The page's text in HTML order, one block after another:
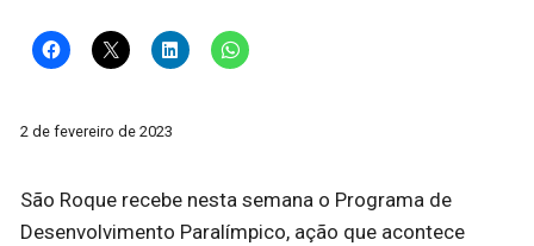
2 de fevereiro de 2023
São Roque recebe nesta semana o Programa de
Desenvolvimento Paralímpico, ação que acontece